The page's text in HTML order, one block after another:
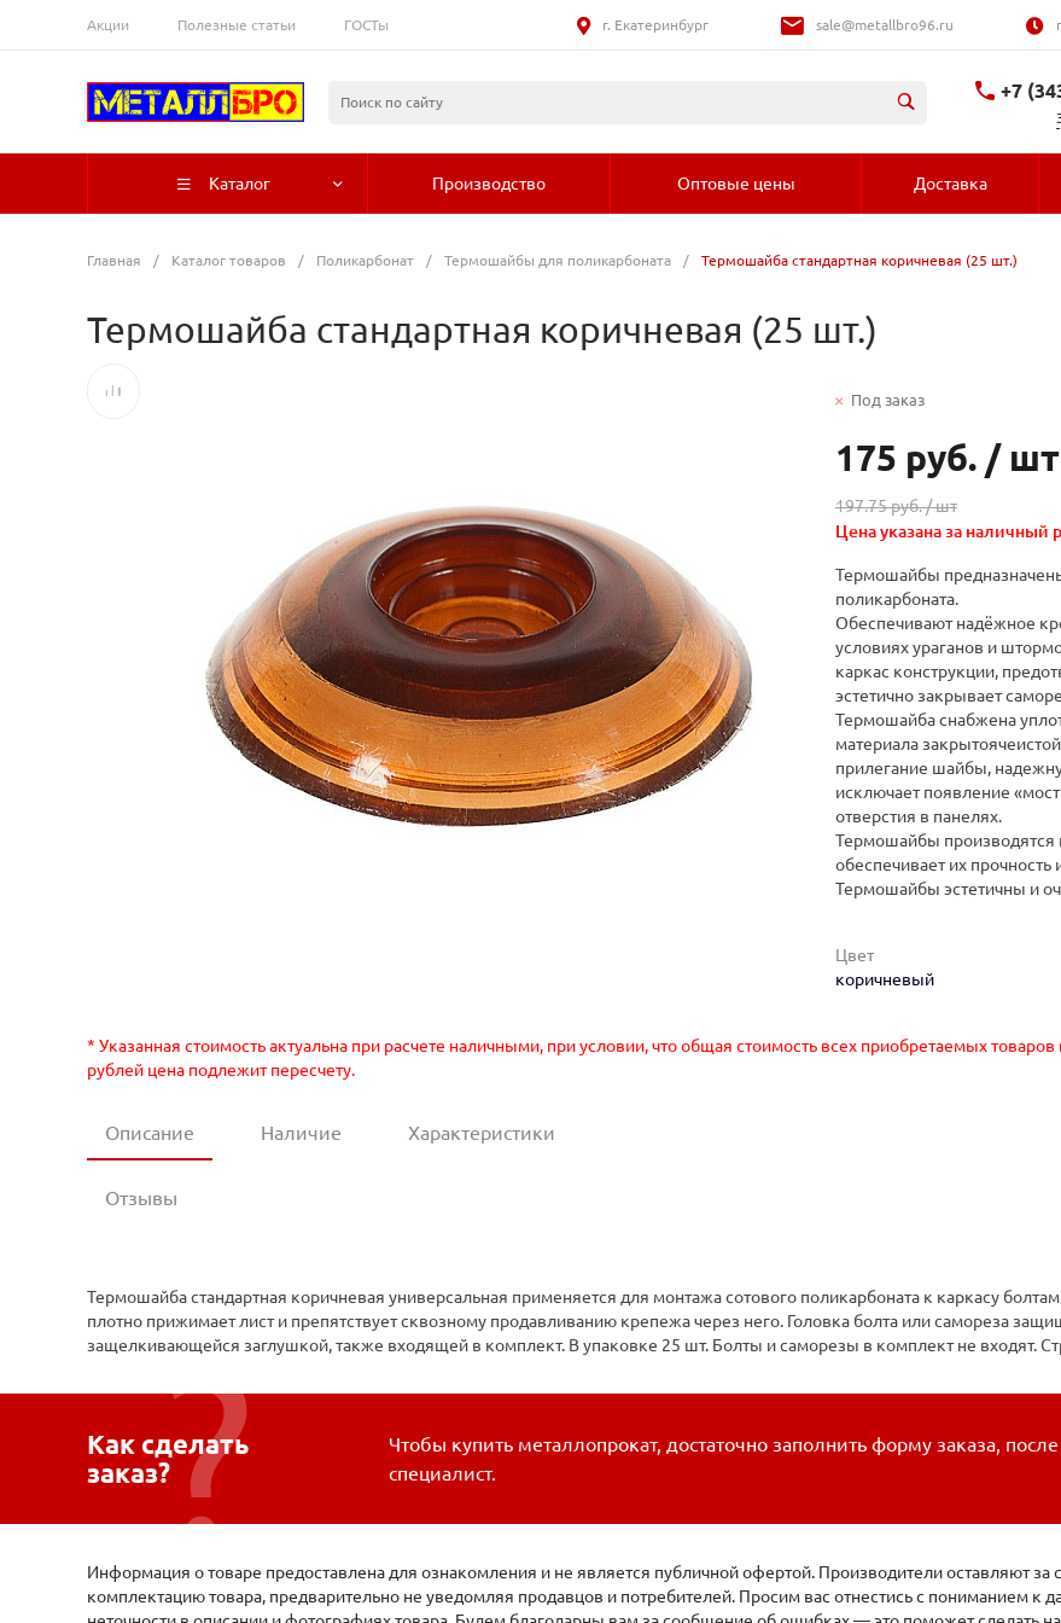
Акции Полезные статьи ГОСТы г. Екатеринбург sale@metallbro96.ru
+7
Каталог Производство Оптовые цены Доставка
Главная / Каталог товаров / Поликарбонат / Термошайбы для поликарбоната / Термошайба стандартная коричневая (25 шт.)
Термошайба стандартная коричневая (25 шт.)
Под заказ
175 руб. / шт
197.75 руб. /шт
Цена указана за наличный
Термошайбы
поликарбоната.
Обеспечивают надёжное
условиях ураганов и
каркас конструкции,
эстетично закрывает
Термошайба снабжена
материала
прилегание шайбы,
исключает появление
отверстия в панелях.
Термошайбы производятся
обеспечивает их
Термошайбы эстетичны и
Цвет
коричневый
* Указанная стоимость актуальна при расчете наличными, при условии, что общая стоимость всех приобретаемых
рублей цена подлежит пересчету.
Описание Наличие Характеристики
Отзывы
Термошайба стандартная коричневая универсальная применяется для монтажа сотового поликарбоната к каркасу
плотно прижимает лист и препятствует сквозному продавливанию крепежа через него. Головка болта или самореза
защелкивающейся заглушкой, также входящей в комплект. В упаковке 25 шт. Болты и саморезы в комплект не входят.
Как сделать
заказ?
Чтобы купить металлопрокат, достаточно заполнить форму заказа,
специалист.
Информация о товаре предоставлена для ознакомления и не является публичной офертой. Производители оставляют за
комплектацию товара, предварительно не уведомляя продавцов и потребителей. Просим вас отнестись с пониманием